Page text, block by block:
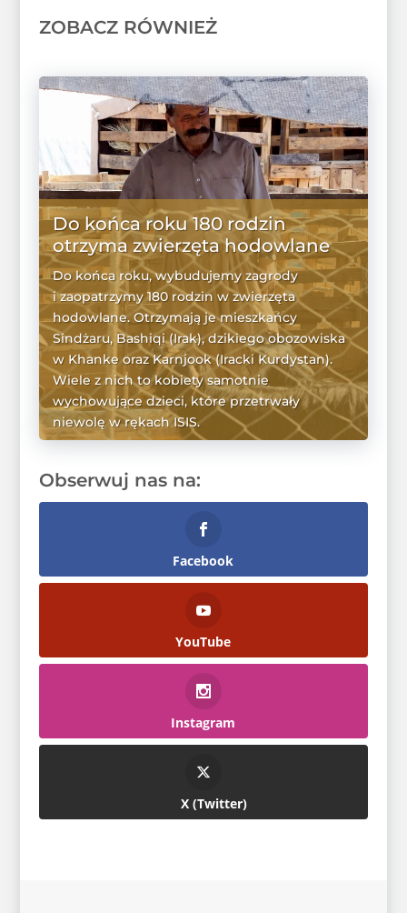
ZOBACZ RÓWNIEŻ
Do końca roku 180 rodzin
otrzyma zwierzęta hodowlane
Do końca roku, wybudujemy zagrody
i zaopatrzymy 180 rodzin w zwierzęta
hodowlane. Otrzymają je mieszkańcy
Sindżaru, Bashiqi (Irak), dzikiego obozowiska
w Khanke oraz Karnjook (Iracki Kurdystan).
Wiele z nich to kobiety samotnie
wychowujące dzieci, które przetrwały
niewolę w rękach ISIS.
Obserwuj nas na:
Facebook
YouTube
Instagram
Twitter